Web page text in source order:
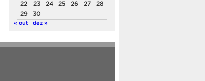
22
23 24 25 26 27
28
29
30
« out dez »